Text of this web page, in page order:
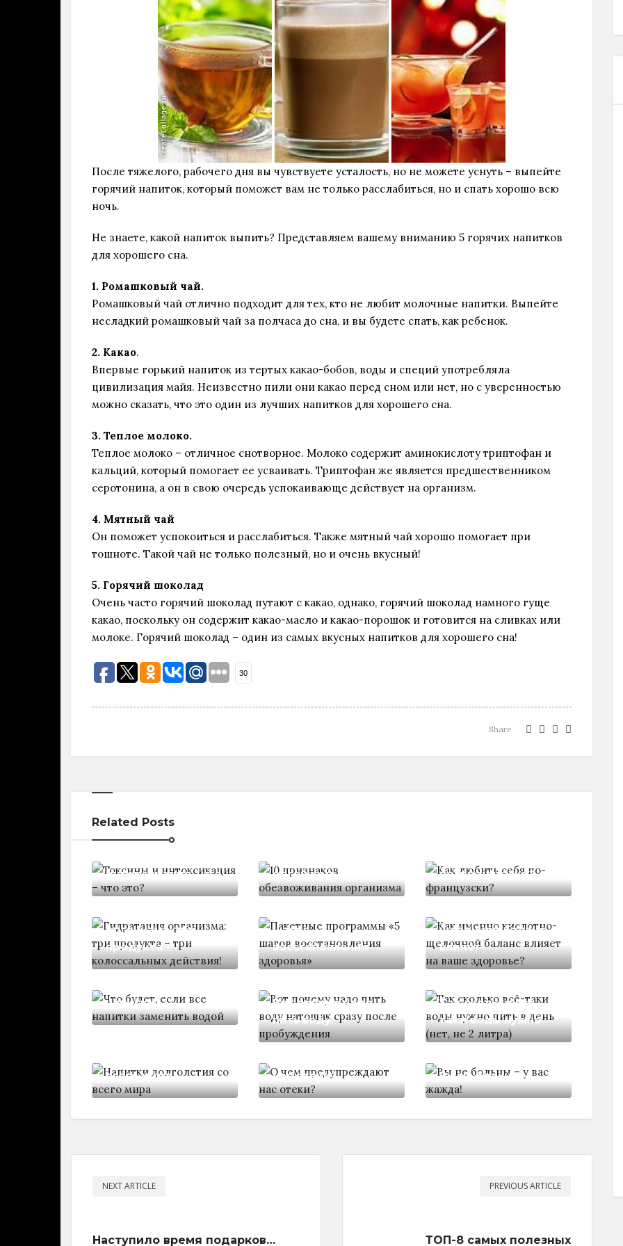
После тяжелого, рабочего дня вы чувствуете усталость, но не можете уснуть – выпейте
горячий напиток, который поможет вам не только расслабиться, но и спать хорошо всю
ночь.
Не знаете, какой напиток выпить? Представляем вашему вниманию 5 горячих напитков
для хорошего сна.
1. Ромашковый чай.
Ромашковый чай отлично подходит для тех, кто не любит молочные напитки. Выпейте
несладкий ромашковый чай за полчаса до сна, и вы будете спать, как ребенок.
2. Какао.
Впервые горький напиток из тертых какао-бобов, воды и специй употребляла
цивилизация майя. Неизвестно пили они какао перед сном или нет, но с уверенностью
можно сказать, что это один из лучших напитков для хорошего сна.
3. Теплое молоко.
Теплое молоко – отличное снотворное. Молоко содержит аминокислоту триптофан и
кальций, который помогает ее усваивать. Триптофан же является предшественником
серотонина, а он в свою очередь успокаивающе действует на организм.
4. Мятный чай
Он поможет успокоиться и расслабиться. Также мятный чай хорошо помогает при
тошноте. Такой чай не только полезный, но и очень вкусный!
5. Горячий шоколад
Очень часто горячий шоколад путают с какао, однако, горячий шоколад намного гуще
какао, поскольку он содержит какао-масло и какао-порошок и готовится на сливках или
молоке. Горячий шоколад – один из самых вкусных напитков для хорошего сна!
30
Share
Related Posts
интоксикация - что
организма
по-французски?
организма: три
продукта -
Пакетные
шагов
восстановления
Как именно
щелочной баланс
влияет
напитки
Вот почему надо
пить воду
Так сколько всё-
таки воды нужно
всего мира
О чем
нас отеки?
Вы не больны -
NEXT ARTICLE
Наступило время подарков…
PREVIOUS ARTICLE
ТОП-8 самых полезных